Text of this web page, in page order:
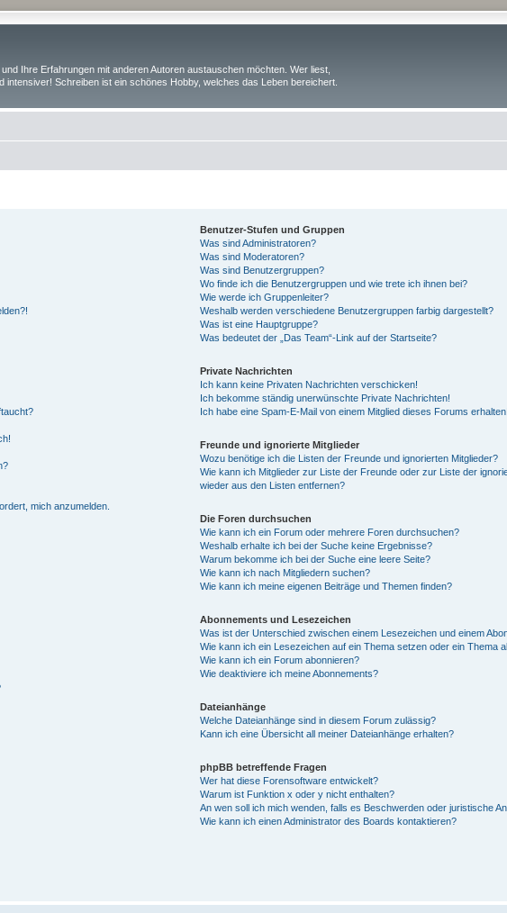
Ihre Erfahrungen mit anderen Autoren austauschen möchten. Wer liest,
Schreiben ist ein schönes Hobby, welches das Leben bereichert.
mich anzumelden.
Benutzer-Stufen und Gruppen
Was sind Administratoren?
Was sind Moderatoren?
Was sind Benutzergruppen?
Wo finde ich die Benutzergruppen und wie trete ich ihnen bei?
Wie werde ich Gruppenleiter?
Weshalb werden verschiedene Benutzergruppen farbig dargestellt?
Was ist eine Hauptgruppe?
Was bedeutet der „Das Team“-Link auf der Startseite?
Private Nachrichten
Ich kann keine Privaten Nachrichten verschicken!
Ich bekomme ständig unerwünschte Private Nachrichten!
Ich habe eine Spam-E-Mail von einem Mitglied dieses Forums erhalten!
Freunde und ignorierte Mitglieder
Wozu benötige ich die Listen der Freunde und ignorierten Mitglieder?
Wie kann ich Mitglieder zur Liste der Freunde oder zur Liste der
wieder aus den Listen entfernen?
Die Foren durchsuchen
Wie kann ich ein Forum oder mehrere Foren durchsuchen?
Weshalb erhalte ich bei der Suche keine Ergebnisse?
Warum bekomme ich bei der Suche eine leere Seite?
Wie kann ich nach Mitgliedern suchen?
Wie kann ich meine eigenen Beiträge und Themen finden?
Abonnements und Lesezeichen
Was ist der Unterschied zwischen einem Lesezeichen und einem
Wie kann ich ein Lesezeichen auf ein Thema setzen oder ein Thema
Wie kann ich ein Forum abonnieren?
Wie deaktiviere ich meine Abonnements?
Dateianhänge
Welche Dateianhänge sind in diesem Forum zulässig?
Kann ich eine Übersicht all meiner Dateianhänge erhalten?
phpBB betreffende Fragen
Wer hat diese Forensoftware entwickelt?
Warum ist Funktion x oder y nicht enthalten?
An wen soll ich mich wenden, falls es Beschwerden oder juristische
Wie kann ich einen Administrator des Boards kontaktieren?